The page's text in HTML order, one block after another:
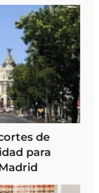
de
para